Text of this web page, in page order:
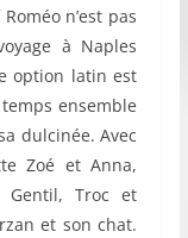
n’est pas
à Naples
option latin est
ensemble
dulcinée. Avec
Zoé et Anna,
Gentil, Troc et
et son chat.